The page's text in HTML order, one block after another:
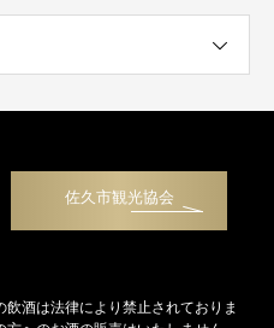
佐久市観光協会
飲酒は法律により禁止されておりま